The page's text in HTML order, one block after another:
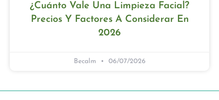
¿Cuánto Vale Una Limpieza Facial?
Precios Y Factores A Considerar En
2026
Becalm 06/07/2026